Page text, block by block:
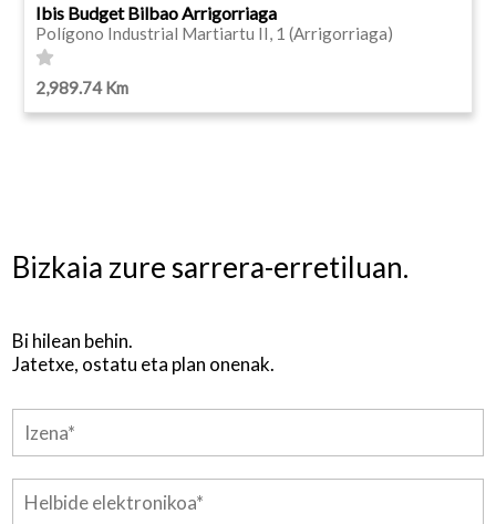
Ibis Budget Bilbao Arrigorriaga
Polígono Industrial Martiartu II, 1 (Arrigorriaga)
2,989.74 Km
Bizkaia zure sarrera-erretiluan.
Bi hilean behin.
Jatetxe, ostatu eta plan onenak.